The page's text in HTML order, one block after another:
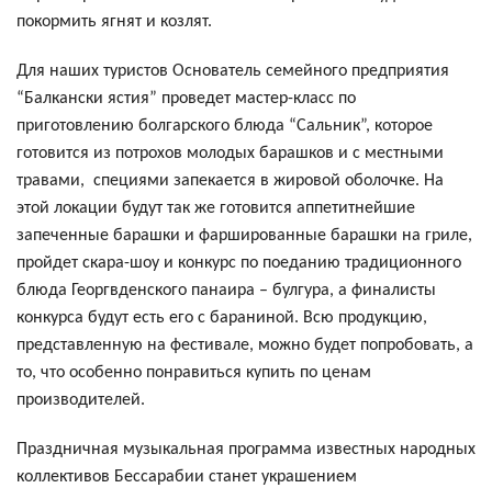
покормить ягнят и козлят.
Для наших туристов Основатель семейного предприятия
“Балкански ястия” проведет мастер-класс по
приготовлению болгарского блюда “Сальник”, которое
готовится из потрохов молодых барашков и с местными
травами, специями запекается в жировой оболочке. На
этой локации будут так же готовится аппетитнейшие
запеченные барашки и фаршированные барашки на гриле,
пройдет скара-шоу и конкурс по поеданию традиционного
блюда Георгвденского панаира – булгура, а финалисты
конкурса будут есть его с бараниной. Всю продукцию,
представленную на фестивале, можно будет попробовать, а
то, что особенно понравиться купить по ценам
производителей.
Праздничная музыкальная программа известных народных
коллективов Бессарабии станет украшением